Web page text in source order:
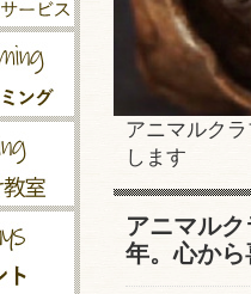
アニマルク
します
アニマル
年。心か